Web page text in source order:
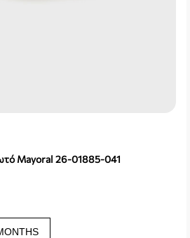
Mayoral 26-01885-041